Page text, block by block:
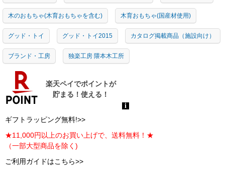
木のおもちゃ(木育おもちゃを含む) 木育おもちゃ(国産材使用)
グッド・トイ グッド・トイ2015 カタログ掲載商品（施設向け）
ブランド・工房 独楽工房 隈本木工所
ギフトラッピング無料!>>
★11,000円以上のお買い上げで、送料無料！★
（一部大型商品を除く)
ご利用ガイドはこちら>>